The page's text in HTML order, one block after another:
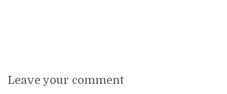
Leave your comment